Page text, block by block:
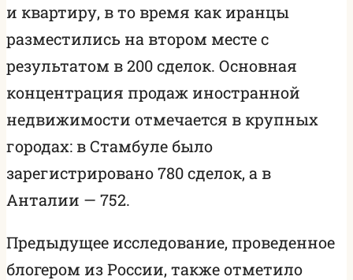
и квартиру, в то время как иранцы
разместились на втором месте с
результатом в 200 сделок. Основная
концентрация продаж иностранной
недвижимости отмечается в крупных
городах: в Стамбуле было
зарегистрировано 780 сделок, а в
Анталии — 752.
Предыдущее исследование, проведенное
блогером из России, также отметило